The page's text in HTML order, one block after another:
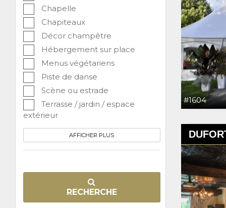
Chapelle
Chapiteaux
Décor champêtre
Hébergement sur place
Menus végétariens
Piste de danse
Scène ou estrade
Terrasse / jardin / espace
extérieur
AFFICHER PLUS
RECHERCHE
#1604